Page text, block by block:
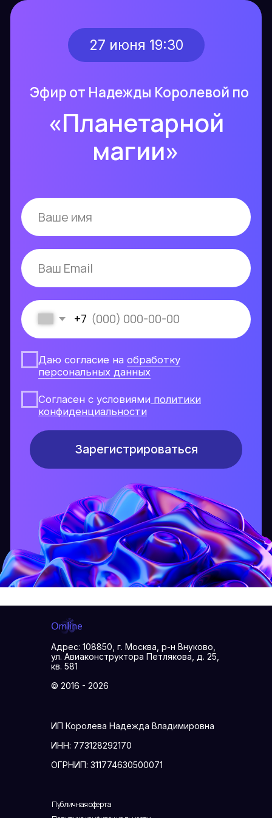
Даю согласие на
персональных данных
Согласен с условиями
Зарегистрироваться
«Планетарной
магии»
Эфир от Надежды Королевой по
27 июня 19:30
Адрес: 108850, г. Москва, р-н Внуково,
ул. Авиаконструктора Петлякова, д. 25,
кв. 581
© 2016 - 2026
ИП Королева Надежда Владимировна
ИНН: 773128292170
ОГРНИП: 311774630500071
Публичная оферта